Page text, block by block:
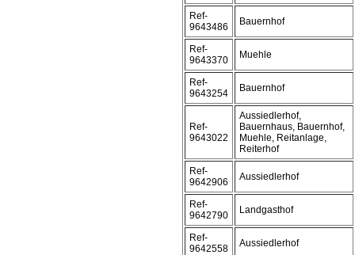
Ref-
9643486
Bauernhof
Ref-
9643370
Muehle
Ref-
9643254
Bauernhof
Ref-
9643022
Aussiedlerhof,
Bauernhaus, Bauernhof,
Muehle, Reitanlage,
Reiterhof
Ref-
9642906
Aussiedlerhof
Ref-
9642790
Landgasthof
Ref-
9642558
Aussiedlerhof